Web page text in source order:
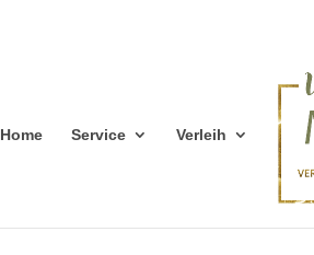
Home Service Verleih